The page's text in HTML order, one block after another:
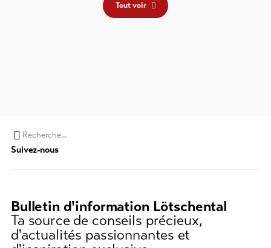
Tout voir
Chaine de recherche (au moins 3 caractères)
Suivez-nous
Bulletin d'information Lötschental
Ta source de conseils précieux,
d'actualités passionnantes et